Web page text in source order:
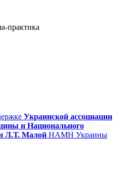
практика
Украинской ассоциации
и Национального
Л.Т. Малой НАМН Украины